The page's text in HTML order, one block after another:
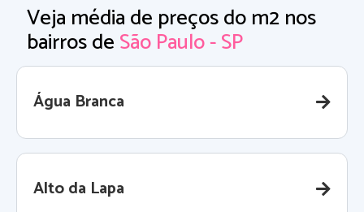
Veja média de preços do m2 nos
bairros deSão Paulo - SP
Água Branca
Alto da Lapa